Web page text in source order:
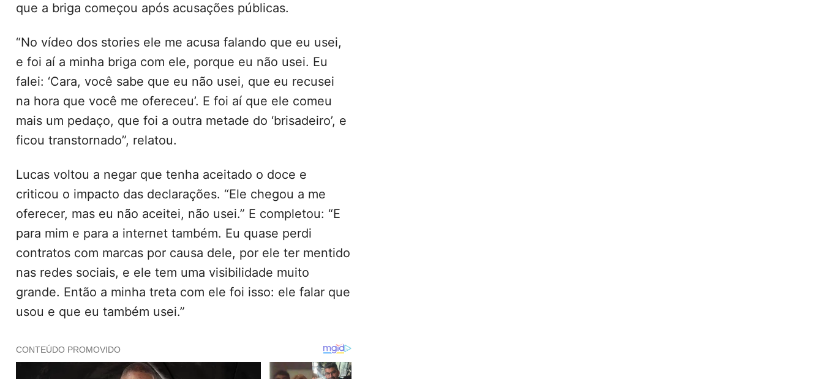
que a briga começou após acusações públicas.
“No vídeo dos stories ele me acusa falando que eu usei,
e foi aí a minha briga com ele, porque eu não usei. Eu
falei: ‘Cara, você sabe que eu não usei, que eu recusei
na hora que você me ofereceu’. E foi aí que ele comeu
mais um pedaço, que foi a outra metade do ‘brisadeiro’, e
ficou transtornado”, relatou.
Lucas voltou a negar que tenha aceitado o doce e
criticou o impacto das declarações. “Ele chegou a me
oferecer, mas eu não aceitei, não usei.” E completou: “E
para mim e para a internet também. Eu quase perdi
contratos com marcas por causa dele, por ele ter mentido
nas redes sociais, e ele tem uma visibilidade muito
grande. Então a minha treta com ele foi isso: ele falar que
usou e que eu também usei.”